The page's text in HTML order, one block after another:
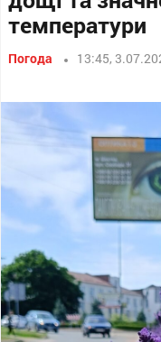
температури
Погода 13:45,